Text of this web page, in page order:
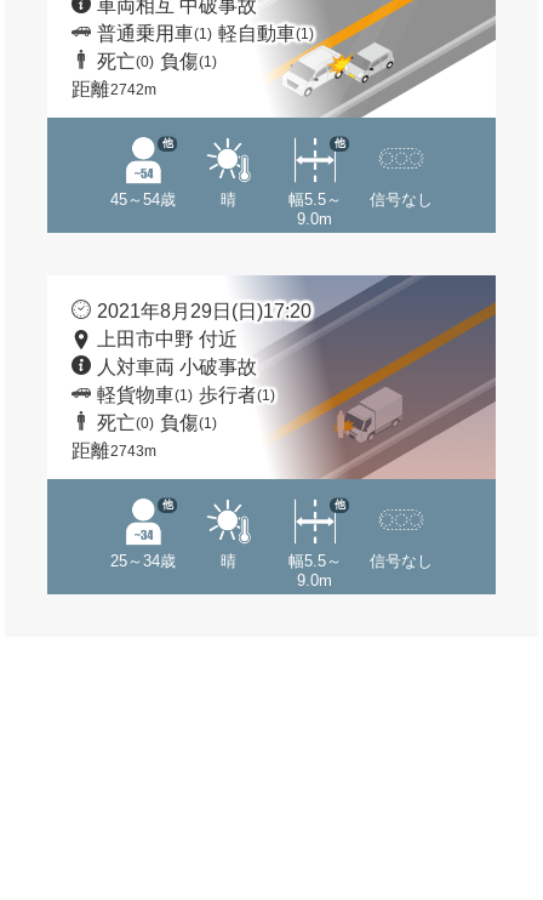
車両相互 中破事故
普通乗用車(1) 軽自動車(1)
死亡(0) 負傷(1)
距離2742m
45～54歳
他
晴
幅5.5～
9.0m
他
信号なし
2021年8月29日(日)17:20
上田市中野 付近
人対車両 小破事故
軽貨物車(1) 歩行者(1)
死亡(0) 負傷(1)
距離2743m
25～34歳
他
晴
幅5.5～
9.0m
他
信号なし